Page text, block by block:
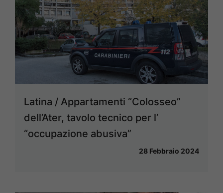
Latina / Appartamenti “Colosseo”
dell’Ater, tavolo tecnico per l’
“occupazione abusiva”
28 Febbraio 2024